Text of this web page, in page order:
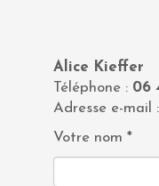
Alice Kieffer
Téléphone : 06
Adresse e-mail :
Votre nom *